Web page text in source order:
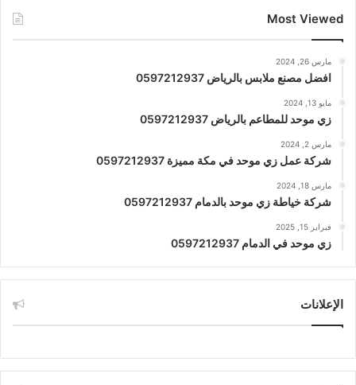
Most Viewed
مارس 26, 2024
افضل مصنع ملابس بالرياض 0597212937
مايو 13, 2024
زي موحد للمطاعم بالرياض 0597212937
مارس 2, 2024
شركة عمل زي موحد في مكة مميزة 0597212937
مارس 18, 2024
شركة خياطة زي موحد بالدمام 0597212937
فبراير 15, 2025
زي موحد في الدمام 0597212937
الإعلانات